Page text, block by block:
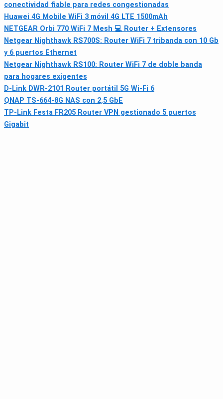
conectividad fiable para redes congestionadas
Huawei 4G Mobile WiFi 3 móvil 4G LTE 1500mAh
NETGEAR Orbi 770 WiFi 7 Mesh 💻 Router + Extensores
Netgear Nighthawk RS700S: Router WiFi 7 tribanda con 10 Gb
y 6 puertos Ethernet
Netgear Nighthawk RS100: Router WiFi 7 de doble banda
para hogares exigentes
D-Link DWR-2101 Router portátil 5G Wi‑Fi 6
QNAP TS-664-8G NAS con 2,5 GbE
TP-Link Festa FR205 Router VPN gestionado 5 puertos
Gigabit